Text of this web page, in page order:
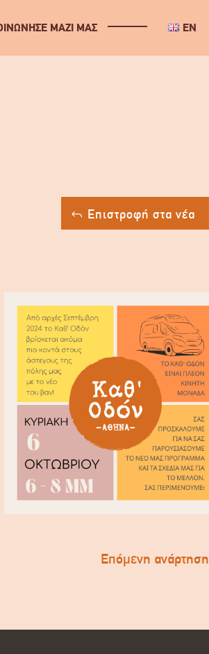
ΜΑΖΙ ΜΑΣ EN
Επιστροφή στα νέα
Επόμενη ανάρτηση